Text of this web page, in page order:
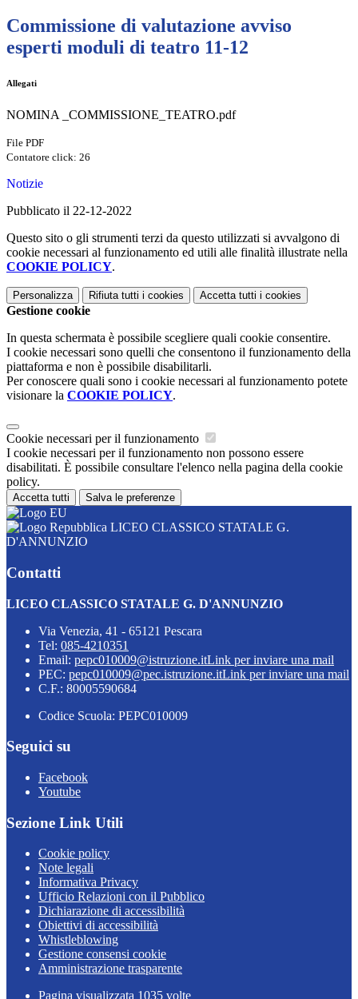
Commissione di valutazione avviso
esperti moduli di teatro 11-12
Allegati
NOMINA _COMMISSIONE_TEATRO.pdf
File PDF
Contatore click: 26
Notizie
Pubblicato il 22-12-2022
Questo sito o gli strumenti terzi da questo utilizzati si avvalgono di
cookie necessari al funzionamento ed utili alle finalità illustrate nella
COOKIE POLICY.
Personalizza Rifiuta tutti i cookies Accetta tutti i cookies
Gestione cookie
In questa schermata è possibile scegliere quali cookie consentire.
I cookie necessari sono quelli che consentono il funzionamento della
piattaforma e non è possibile disabilitarli.
Per conoscere quali sono i cookie necessari al funzionamento potete
visionare la COOKIE POLICY.
Cookie necessari per il funzionamento
I cookie necessari per il funzionamento non possono essere
disabilitati. È possibile consultare l'elenco nella pagina della cookie
policy.
Accetta tutti Salva le preferenze
LICEO CLASSICO STATALE G.
D'ANNUNZIO
Contatti
LICEO CLASSICO STATALE G. D'ANNUNZIO
Via Venezia, 41 - 65121 Pescara
Tel: 085-4210351
Email: pepc010009@istruzione.itLink per inviare una mail
PEC: pepc010009@pec.istruzione.itLink per inviare una mail
C.F.: 80005590684
Codice Scuola: PEPC010009
Seguici su
Facebook
Youtube
Sezione Link Utili
Cookie policy
Note legali
Informativa Privacy
Ufficio Relazioni con il Pubblico
Dichiarazione di accessibilità
Obiettivi di accessibilità
Whistleblowing
Gestione consensi cookie
Amministrazione trasparente
Pagina visualizzata 1035 volte